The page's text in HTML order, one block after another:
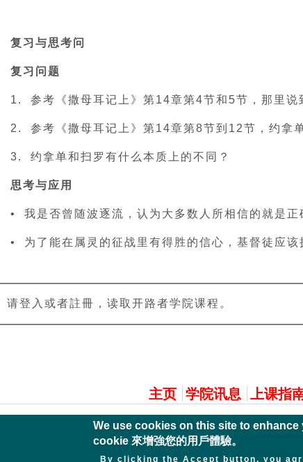
复习与思考问
复习问题
1. 参考《撒母耳记上》第14章第4节和5节，那里说
2. 参考《撒母耳记上》第14章第8节到12节，约拿
3. 约拿单和扫罗有什么本质上的不同？
思考与应用
• 我是否曾随波逐流，认为大多数人所相信的就是正
• 为了能在属灵的征战里有得胜的信心，基督徒应该
请登入或者註冊，读取开路者学院课程。
主页 学院讯息 上课指
We use cookies on this site to enhance
cookie 來增強您的用戶體驗。
By clicking the Accept button, you